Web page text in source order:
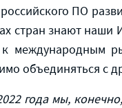
ПО
стран знают
к международным
объединяться с
года мы,